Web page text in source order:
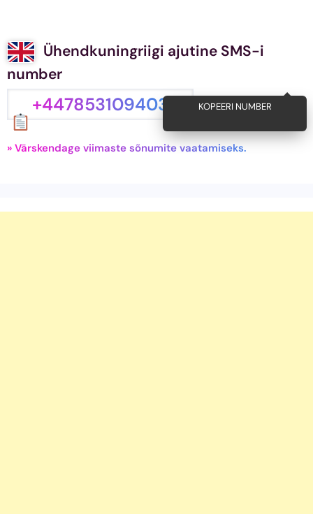
Ühendkuningriigi ajutine SMS-i
number
+447853109403 KOPEERI NUMBER
» Värskendage viimaste sõnumite vaatamiseks.